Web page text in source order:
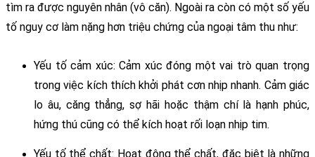
tìm ra được nguyên nhân (vô căn). Ngoài ra còn có một số yếu
tố nguy cơ làm nặng hơn triệu chứng của ngoại tâm thu như:
Yếu tố cảm xúc: Cảm xúc đóng một vai trò quan trọng
trong việc kích thích khởi phát cơn nhịp nhanh. Cảm giác
lo âu, căng thẳng, sợ hãi hoặc thậm chí là hạnh phúc,
hứng thú cũng có thể kích hoạt rối loạn nhịp tim.
Yếu tố thể chất: Hoạt động thể chất, đặc biệt là những